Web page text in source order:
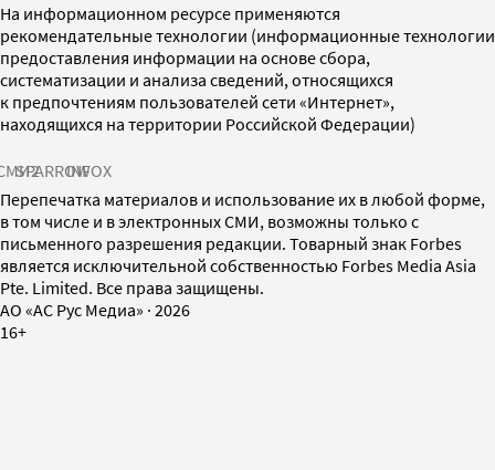
На информационном ресурсе применяются
рекомендательные технологии (информационные технологии
предоставления информации на основе сбора,
систематизации и анализа сведений, относящихся
к предпочтениям пользователей сети «Интернет»,
находящихся на территории Российской Федерации)
SPARROWINFOX
Перепечатка материалов и использование их в любой форме,
в том числе и в электронных СМИ, возможны только с
письменного разрешения редакции. Товарный знак Forbes
является исключительной собственностью Forbes Media Asia
Pte. Limited. Все права защищены.
AO «АС Рус Медиа» · 2026
16+